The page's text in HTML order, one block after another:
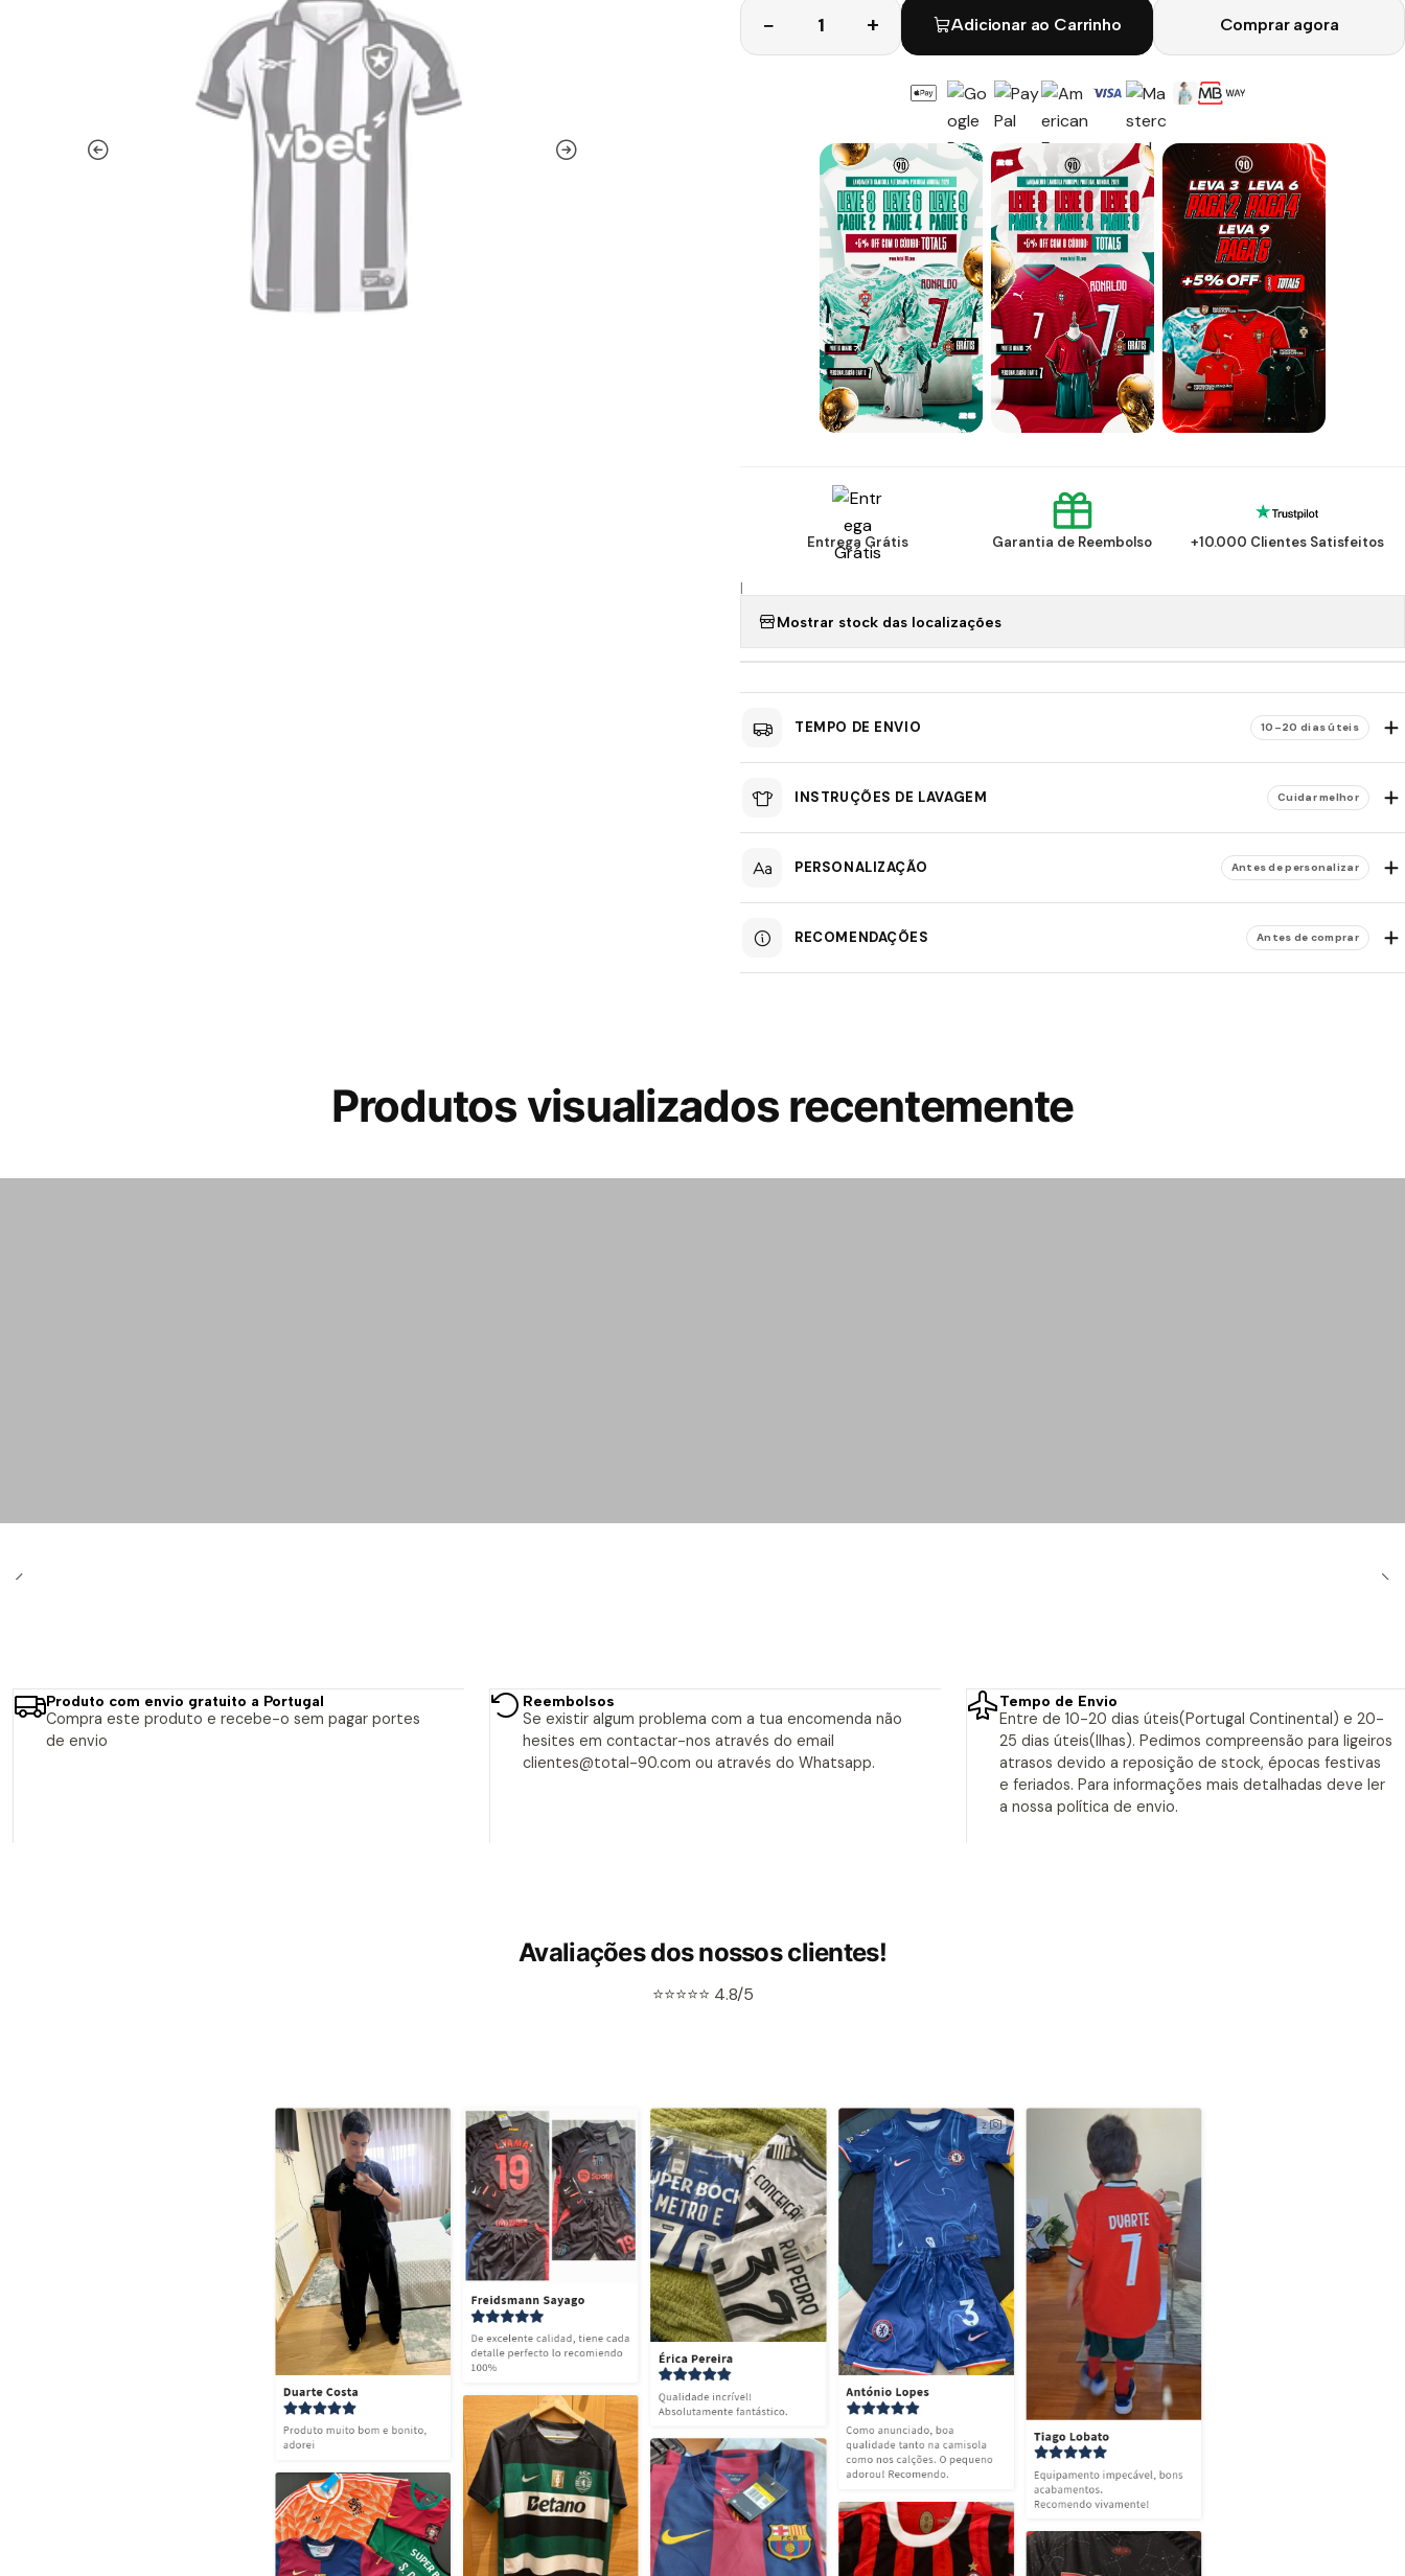
Quantidade
Adicionar ao Carrinho Comprar agora
Entrega Grátis Garantia de Reembolso +10.000 Clientes Satisfeitos
|
Mostrar stock das localizações
TEMPO DE ENVIO 10–20 dias úteis
INSTRUÇÕES DE LAVAGEM Cuidar melhor
PERSONALIZAÇÃO Antes de personalizar
RECOMENDAÇÕES Antes de comprar
Produtos visualizados recentemente
Produto com envio gratuito a Portugal
Compra este produto e recebe-o sem pagar portes
de envio
Reembolsos
Se existir algum problema com a tua encomenda não
hesites em contactar-nos através do email
clientes@total-90.com ou através do Whatsapp.
Tempo de Envio
Entre de 10-20 dias úteis(Portugal Continental) e 20-
25 dias úteis(Ilhas). Pedimos compreensão para ligeiros
atrasos devido a reposição de stock, épocas festivas
e feriados. Para informações mais detalhadas deve ler
a nossa política de envio.
Avaliações dos nossos clientes!
⭐⭐⭐⭐⭐ 4.8/5